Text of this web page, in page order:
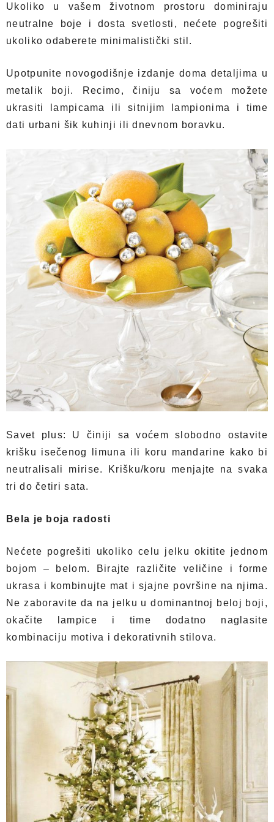
Ukoliko u vašem životnom prostoru dominiraju
neutralne boje i dosta svetlosti, nećete pogrešiti
ukoliko odaberete minimalistički stil.
Upotpunite novogodišnje izdanje doma detaljima u
metalik boji. Recimo, činiju sa voćem možete
ukrasiti lampicama ili sitnijim lampionima i time
dati urbani šik kuhinji ili dnevnom boravku.
Savet plus: U činiji sa voćem slobodno ostavite
krišku isečenog limuna ili koru mandarine kako bi
neutralisali mirise. Krišku/koru menjajte na svaka
tri do četiri sata.
Bela je boja radosti
Nećete pogrešiti ukoliko celu jelku okitite jednom
bojom – belom. Birajte različite veličine i forme
ukrasa i kombinujte mat i sjajne površine na njima.
Ne zaboravite da na jelku u dominantnoj beloj boji,
okačite lampice i time dodatno naglasite
kombinaciju motiva i dekorativnih stilova.